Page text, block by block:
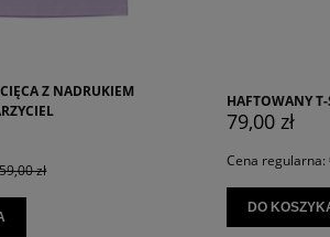
HAFTOWANY T-SHIRT KURA
79,00 zł
Cena regularna: